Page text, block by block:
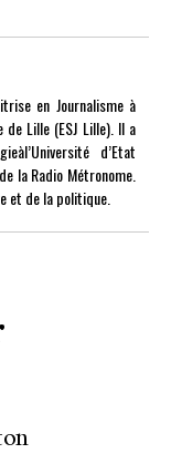
en Journalisme à
de Lille (ESJ Lille). Il a
d’Etat
la Radio Métronome.
et de la politique.